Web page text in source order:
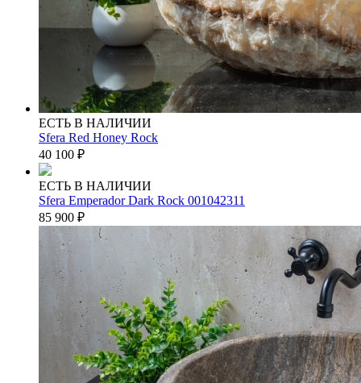
ЕСТЬ В НАЛИЧИИ
Sfera Red Honey Rock
40 100 ₽
ЕСТЬ В НАЛИЧИИ
Sfera Emperador Dark Rock 001042311
85 900 ₽